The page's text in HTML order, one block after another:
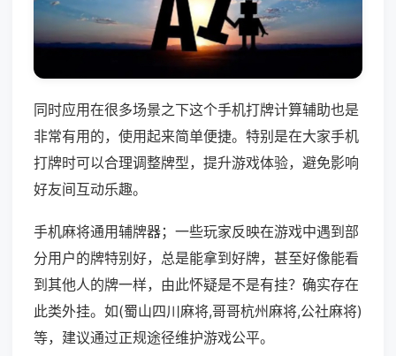
同时应用在很多场景之下这个手机打牌计算辅助也是
非常有用的，使用起来简单便捷。特别是在大家手机
打牌时可以合理调整牌型，提升游戏体验，避免影响
好友间互动乐趣。
手机麻将通用辅牌器；一些玩家反映在游戏中遇到部
分用户的牌特别好，总是能拿到好牌，甚至好像能看
到其他人的牌一样，由此怀疑是不是有挂？确实存在
此类外挂。如(蜀山四川麻将,哥哥杭州麻将,公社麻将)
等，建议通过正规途径维护游戏公平。